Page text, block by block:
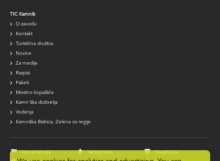
TIC
navigation
TIC Kamnik
O zavodu
Kontakt
Turistična društva
Novice
Za medije
Razpisi
Paketi
Mestno kopališče
Kamn'ška doživetja
Vodenja
Kamniška Bistrica, Zelena os regije
navigation
Top atrakcije Aktivnosti Dediščina